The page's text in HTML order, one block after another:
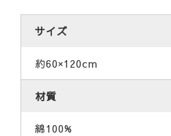
サイズ
約60×120cm
材質
綿100%